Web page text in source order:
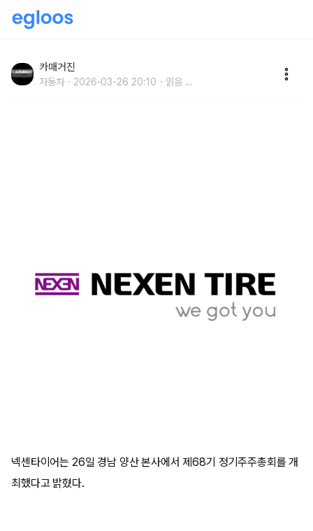
금배당 실시
카매거진
자동차 2026-03-26 20:10 읽음 ...
넥센타이어는 26일 경남 양산 본사에서 제68기 정기주주총회를 개
최했다고 밝혔다.